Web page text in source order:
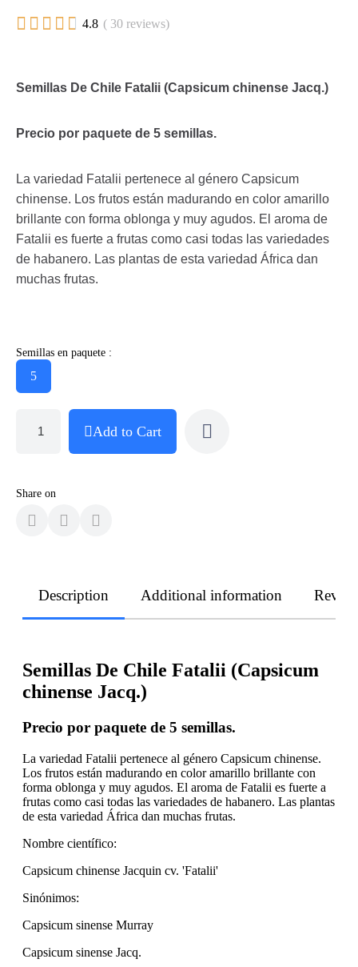
     4.8 ( 30 reviews)
Semillas De Chile Fatalii (Capsicum chinense Jacq.)
Precio por paquete de 5 semillas.
La variedad Fatalii pertenece al género Capsicum
chinense. Los frutos están madurando en color amarillo
brillante con forma oblonga y muy agudos. El aroma de
Fatalii es fuerte a frutas como casi todas las variedades
de habanero. Las plantas de esta variedad África dan
muchas frutas.
Semillas en paquete :
5
Add to Cart
Share on
Description Additional information
Semillas De Chile Fatalii (Capsicum
chinense Jacq.)
Precio por paquete de 5 semillas.
La variedad Fatalii pertenece al género Capsicum chinense.
Los frutos están madurando en color amarillo brillante con
forma oblonga y muy agudos. El aroma de Fatalii es fuerte a
frutas como casi todas las variedades de habanero. Las plantas
de esta variedad África dan muchas frutas.
Nombre científico:
Capsicum chinense Jacquin cv. 'Fatalii'
Sinónimos:
Capsicum sinense Murray
Capsicum sinense Jacq.